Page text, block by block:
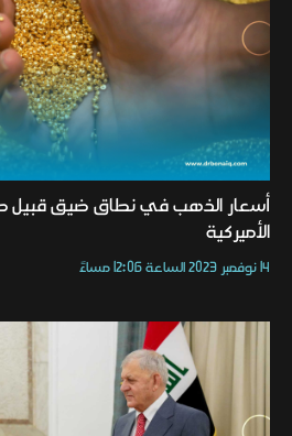
أسعار الذهب في نطاق ضيق قبيل
الأميركية
14 نوفمبر 2023 الساعة 12:06 مساءً